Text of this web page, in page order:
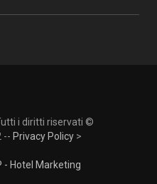
i diritti riservati ©
-- Privacy Policy>
- Hotel Marketing